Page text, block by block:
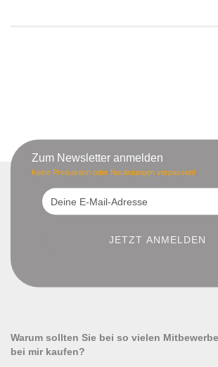
Zum Newsletter anmelden
Keine Preisaktion oder Neulistungen verpassen!
Warum sollten Sie bei so vielen
bei mir kaufen?